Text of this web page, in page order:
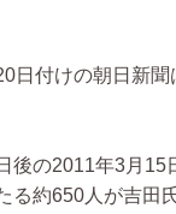
日付けの朝日新聞
後の2011年3月15
る約650人が吉田